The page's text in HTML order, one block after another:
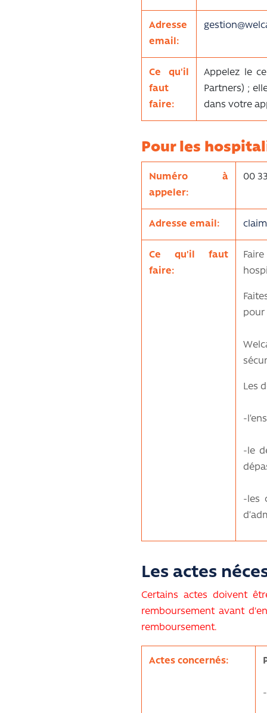
Adresse
email:
Ce qu'il
faut
faire:
Appelez le
Partners) ;
dans votre
Pour les
Numéro à
appeler:
00
Adresse email:
Ce qu'il faut
faire:
pour
Les
-
-le
-les
Les actes
Certains actes doivent
remboursement avant
remboursement.
Actes concernés: